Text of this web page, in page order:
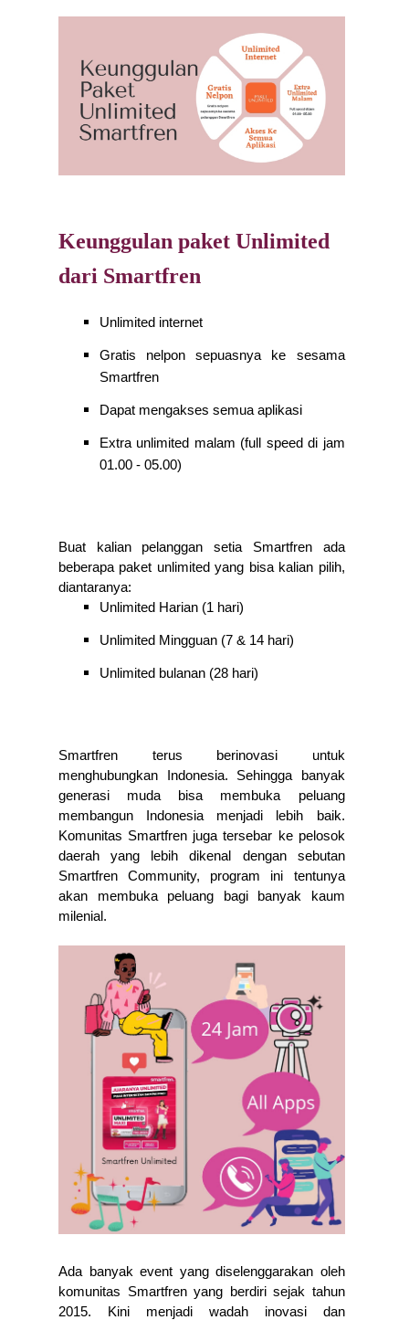
Keunggulan paket Unlimited
dari Smartfren
Unlimited internet
Gratis nelpon sepuasnya ke sesama
Smartfren
Dapat mengakses semua aplikasi
Extra unlimited malam (full speed di jam
01.00 - 05.00)
Buat kalian pelanggan setia Smartfren ada
beberapa paket unlimited yang bisa kalian pilih,
diantaranya:
Unlimited Harian (1 hari)
Unlimited Mingguan (7 & 14 hari)
Unlimited bulanan (28 hari)
Smartfren terus berinovasi untuk
menghubungkan Indonesia. Sehingga banyak
generasi muda bisa membuka peluang
membangun Indonesia menjadi lebih baik.
Komunitas Smartfren juga tersebar ke pelosok
daerah yang lebih dikenal dengan sebutan
Smartfren Community, program ini tentunya
akan membuka peluang bagi banyak kaum
milenial.
Ada banyak event yang diselenggarakan oleh
komunitas Smartfren yang berdiri sejak tahun
2015. Kini menjadi wadah inovasi dan